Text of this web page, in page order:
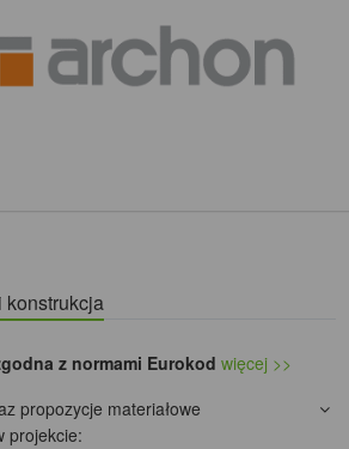
konstrukcja
z normami Eurokod więcej >>
propozycje materiałowe
projekcie: